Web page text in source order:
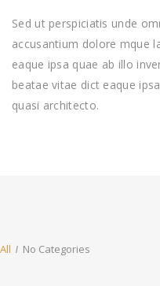
Sed ut perspiciatis unde
accusantium dolore mque
eaque ipsa quae ab illo
beatae vitae dict eaque
quasi architecto.
All No Categories